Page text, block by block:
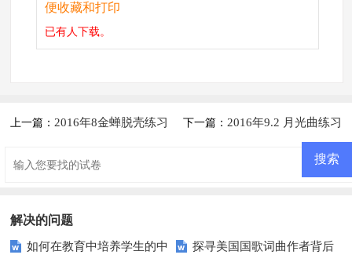
便收藏和打印
已有人下载。
上一篇： 2016年8金蝉脱壳练习 下一篇： 2016年9.2 月光曲练习
解决的问题
如何在教育中培养学生的中
探寻美国国歌词曲作者背后